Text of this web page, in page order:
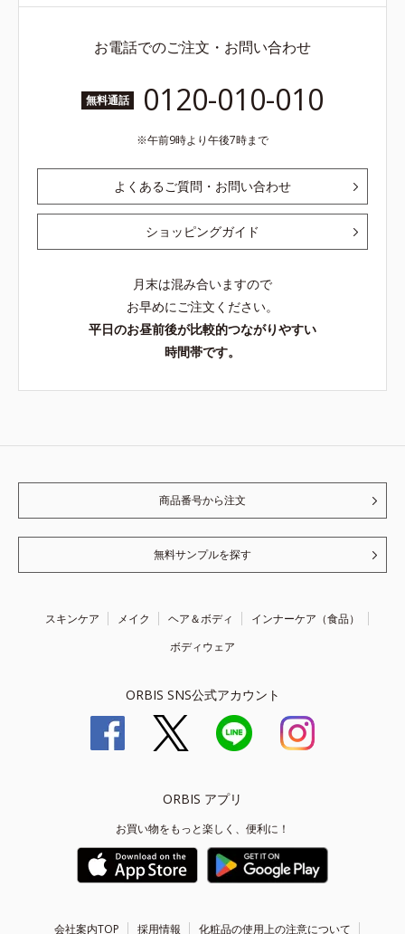
お電話でのご注文・お問い合わせ
無料通話 0120-010-010
午前9時より午後7時まで
よくあるご質問・お問い合わせ
ショッピングガイド
月末は混み合いますので
お早めにご注文ください。
平日のお昼前後が比較的つながりやすい
時間帯です。
商品番号から注文
無料サンプルを探す
スキンケア メイク ヘア＆ボディ
インナーケア（食品）
ボディウェア
ORBIS SNS公式アカウント
ORBIS アプリ
お買い物をもっと楽しく、便利に！
会社案内TOP 採用情報 化粧品の使用上の注意について